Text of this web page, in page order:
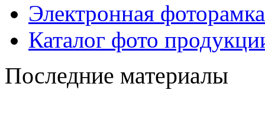
Электронная фоторамка
Каталог фото
Последние материалы